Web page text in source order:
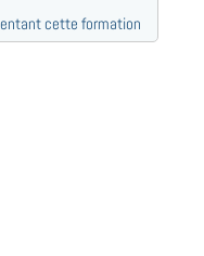
cette formation